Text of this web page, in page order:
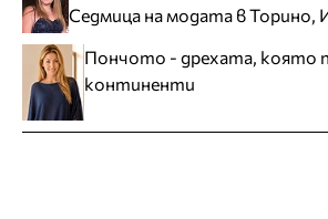
Седмица на модата в Торино,
Пончото - дрехата, която
континенти